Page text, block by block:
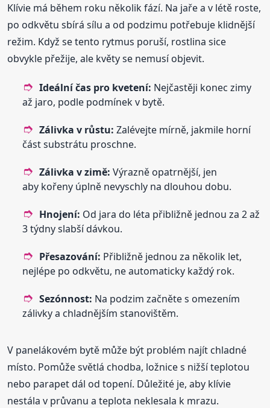
Klívie má během roku několik fází. Na jaře a v létě roste,
po odkvětu sbírá sílu a od podzimu potřebuje klidnější
režim. Když se tento rytmus poruší, rostlina sice
obvykle přežije, ale květy se nemusí objevit.
Ideální čas pro kvetení: Nejčastěji konec zimy
až jaro, podle podmínek v bytě.
Zálivka v růstu: Zalévejte mírně, jakmile horní
část substrátu proschne.
Zálivka v zimě: Výrazně opatrnější, jen
aby kořeny úplně nevyschly na dlouhou dobu.
Hnojení: Od jara do léta přibližně jednou za 2 až
3 týdny slabší dávkou.
Přesazování: Přibližně jednou za několik let,
nejlépe po odkvětu, ne automaticky každý rok.
Sezónnost: Na podzim začněte s omezením
zálivky a chladnějším stanovištěm.
V panelákovém bytě může být problém najít chladné
místo. Pomůže světlá chodba, ložnice s nižší teplotou
nebo parapet dál od topení. Důležité je, aby klívie
nestála v průvanu a teplota neklesala k mrazu.